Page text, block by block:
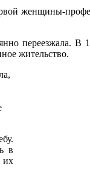
женщины-
переезжала. В
жительство.
в
их